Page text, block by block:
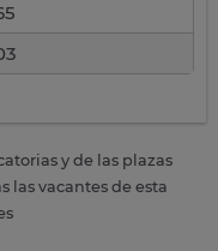
y de las plazas
las vacantes de esta